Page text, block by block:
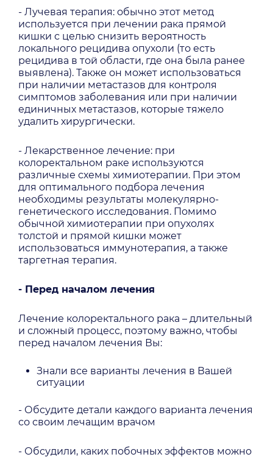
- Лучевая терапия: обычно этот метод
используется при лечении рака прямой
кишки с целью снизить вероятность
локального рецидива опухоли (то есть
рецидива в той области, где она была ранее
выявлена). Также он может использоваться
при наличии метастазов для контроля
симптомов заболевания или при наличии
единичных метастазов, которые тяжело
удалить хирургически.
- Лекарственное лечение: при
колоректальном раке используются
различные схемы химиотерапии. При этом
для оптимального подбора лечения
необходимы результаты молекулярно-
генетического исследования. Помимо
обычной химиотерапии при опухолях
толстой и прямой кишки может
использоваться иммунотерапия, а также
таргетная терапия.
- Перед началом лечения
Лечение колоректального рака – длительный
и сложный процесс, поэтому важно, чтобы
перед началом лечения Вы:
Знали все варианты лечения в Вашей
ситуации
- Обсудите детали каждого варианта лечения
со своим лечащим врачом
- Обсудили, каких побочных эффектов можно